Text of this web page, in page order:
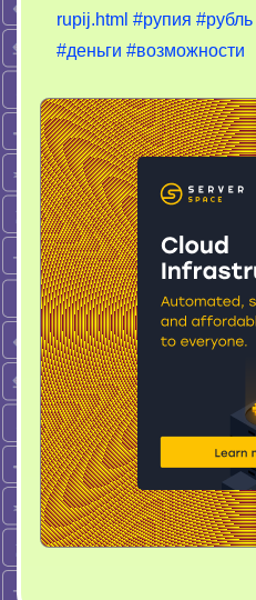
rupij.html #рупия #рубль
#деньги #возможности